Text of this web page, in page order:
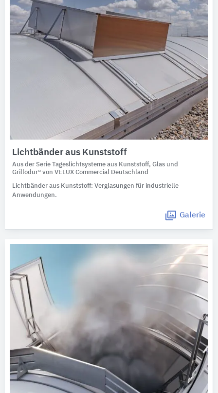
Lichtbänder aus Kunststoff
Aus der Serie Tageslichtsysteme aus Kunststoff, Glas und
Grillodur® von VELUX Commercial Deutschland
Lichtbänder aus Kunststoff: Verglasungen für industrielle
Anwendungen.
Galerie